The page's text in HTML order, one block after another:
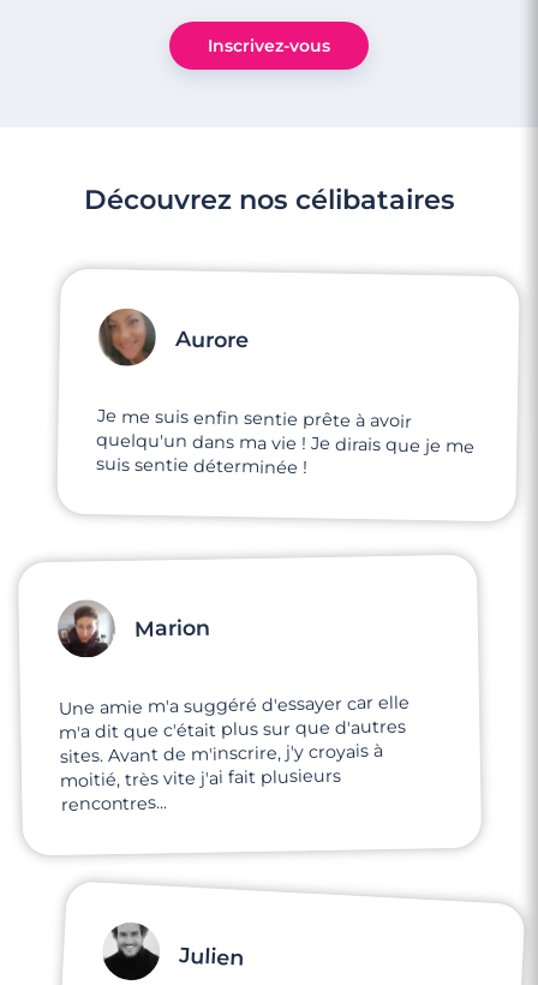
Inscrivez-vous
Découvrez nos célibataires
Aurore
Je me suis enfin sentie prête à avoir
quelqu'un dans ma vie ! Je dirais que je me
suis sentie déterminée !
Marion
Une amie m'a suggéré d'essayer car elle
m'a dit que c'était plus sur que d'autres
sites. Avant de m'inscrire, j'y croyais à
moitié, très vite j'ai fait plusieurs
rencontres...
Julien